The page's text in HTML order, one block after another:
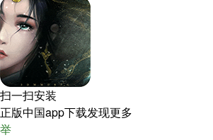
扫一扫安装
正版中国app下载发现更多
举